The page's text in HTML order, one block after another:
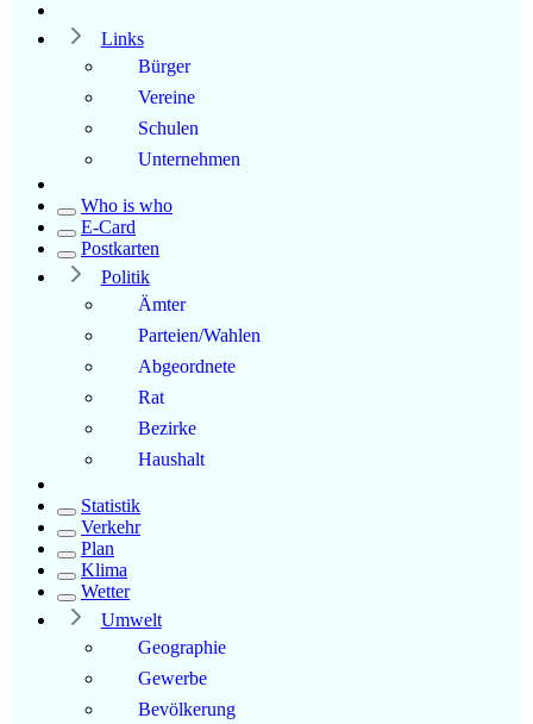
Links
Bürger
Vereine
Schulen
Unternehmen
Who is who
E-Card
Postkarten
Politik
Ämter
Parteien/Wahlen
Abgeordnete
Rat
Bezirke
Haushalt
Statistik
Verkehr
Plan
Klima
Wetter
Umwelt
Geographie
Gewerbe
Bevölkerung